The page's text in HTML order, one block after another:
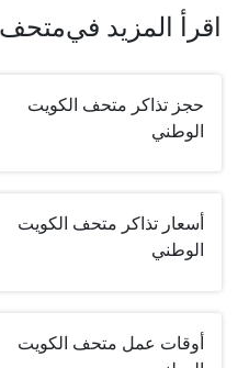
اقرأ المزيد فيمتحف
حجز تذاكر متحف الكويت
الوطني
أسعار تذاكر متحف الكويت
الوطني
أوقات عمل متحف الكويت